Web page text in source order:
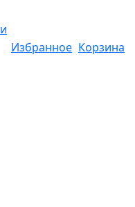
Избранное Корзина